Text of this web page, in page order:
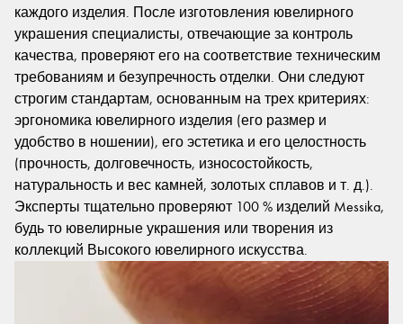
каждого изделия. После изготовления ювелирного
украшения специалисты, отвечающие за контроль
качества, проверяют его на соответствие техническим
требованиям и безупречность отделки. Они следуют
строгим стандартам, основанным на трех критериях:
эргономика ювелирного изделия (его размер и
удобство в ношении), его эстетика и его целостность
(прочность, долговечность, износостойкость,
натуральность и вес камней, золотых сплавов и т. д.).
Эксперты тщательно проверяют 100 % изделий Messika,
будь то ювелирные украшения или творения из
коллекций Высокого ювелирного искусства.